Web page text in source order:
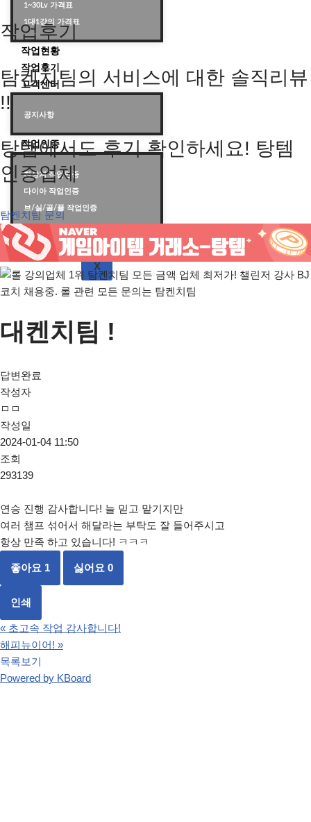
1~30Lv 가격표
1대1강의 가격표
작업현황
작업후기
고객센터
공지사항
작업인증
천상계 작업인증
다이아 작업인증
브/실/골/플 작업인증
X
작업후기
탐켄치팀의 서비스에 대한 솔직리뷰
!!
탕템에서도 후기 확인하세요! 탕템
인증업체
탐켄치팀 문의
대켄치팀 !
답변완료
작성자
ㅁㅁ
작성일
2024-01-04 11:50
조회
293139
연승 진행 감사합니다! 늘 믿고 맡기지만
여러 챔프 섞어서 해달라는 부탁도 잘 들어주시고
항상 만족 하고 있습니다! ㅋㅋㅋ
좋아요 1 싫어요 0
인쇄
« 초고속 작업 감사합니다!
해피뉴이어! »
목록보기
Powered by KBoard